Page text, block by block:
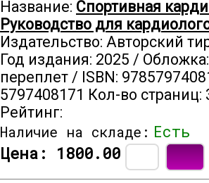
Название: Спортивная
Руководство для
Издательство: Авторский
Год издания: 2025 /
переплет / ISBN:
5797408171 Кол-во страниц:
Рейтинг:
Наличие на складе: Есть
Цена: 1800.00